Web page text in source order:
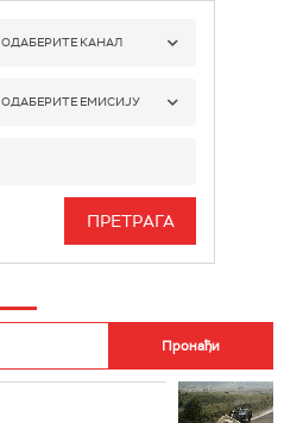
ОДАБЕРИТЕ КАНАЛ
РТС 1
РТС 3
ОДАБЕРИТЕ ЕМИСИЈУ
ИНФО